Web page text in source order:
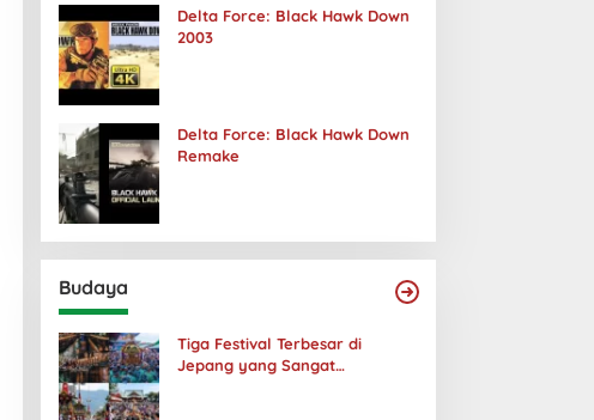
Delta Force: Black Hawk Down
2003
Delta Force: Black Hawk Down
Remake
Budaya
Tiga Festival Terbesar di
Jepang yang Sangat